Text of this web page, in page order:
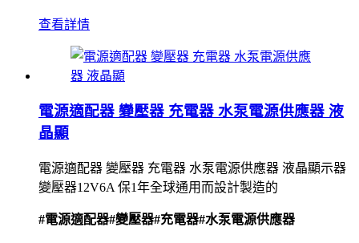
查看詳情
電源適配器 變壓器 充電器 水泵電源供應器 液
晶顯
電源適配器 變壓器 充電器 水泵電源供應器 液晶顯示器
變壓器12V6A 保1年全球通用而設計製造的
#電源適配器#變壓器#充電器#水泵電源供應器